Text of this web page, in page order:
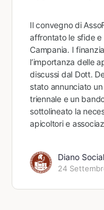
Il convegno di
affrontato le sfide e
Campania. I
l’importanza delle
discussi dal Dott.
stato annunciato
triennale e un
sottolineato la
apicoltori e
Diano Social
24